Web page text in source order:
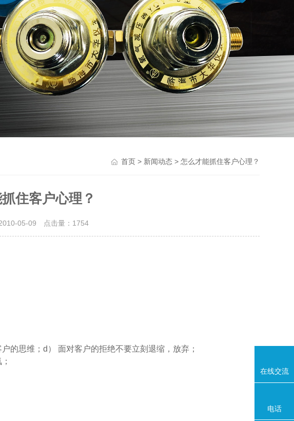
首页> 新闻动态> 怎么才能抓住客户心理？
住客户心理？
05-09 点击量： 1754
的思维；d） 面对客户的拒绝不要立刻退缩，放弃；
在线交流
电话